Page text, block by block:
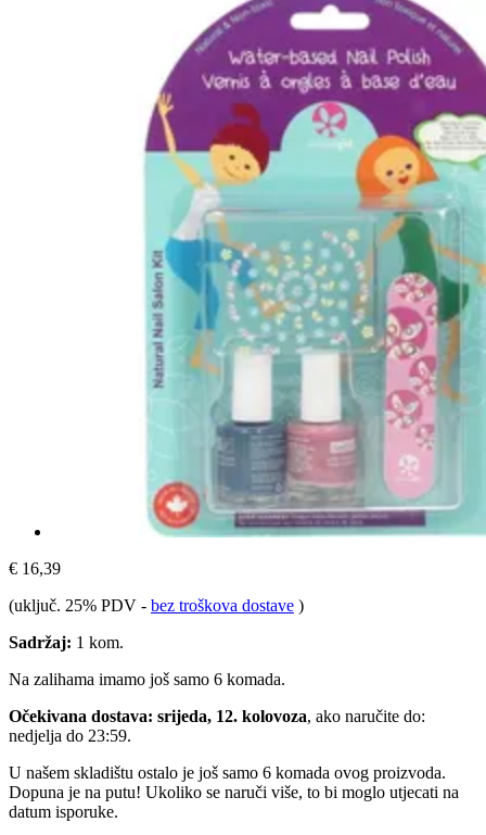
€ 16,39
(uključ. 25% PDV - bez troškova dostave )
Sadržaj: 1 kom.
Na zalihama imamo još samo 6 komada.
Očekivana dostava: srijeda, 12. kolovoza, ako naručite do:
nedjelja do 23:59.
U našem skladištu ostalo je još samo 6 komada ovog proizvoda.
Dopuna je na putu! Ukoliko se naruči više, to bi moglo utjecati na
datum isporuke.